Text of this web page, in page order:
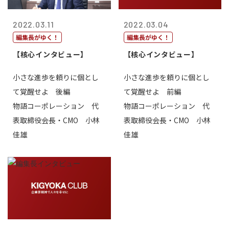
2022.03.11
編集長がゆく！
【核心インタビュー】
小さな進歩を頼りに個とし
て覚醒せよ 後編
物語コーポレーション 代
表取締役会長・CMO 小林
佳雄
2022.03.04
編集長がゆく！
【核心インタビュー】
小さな進歩を頼りに個とし
て覚醒せよ 前編
物語コーポレーション 代
表取締役会長・CMO 小林
佳雄